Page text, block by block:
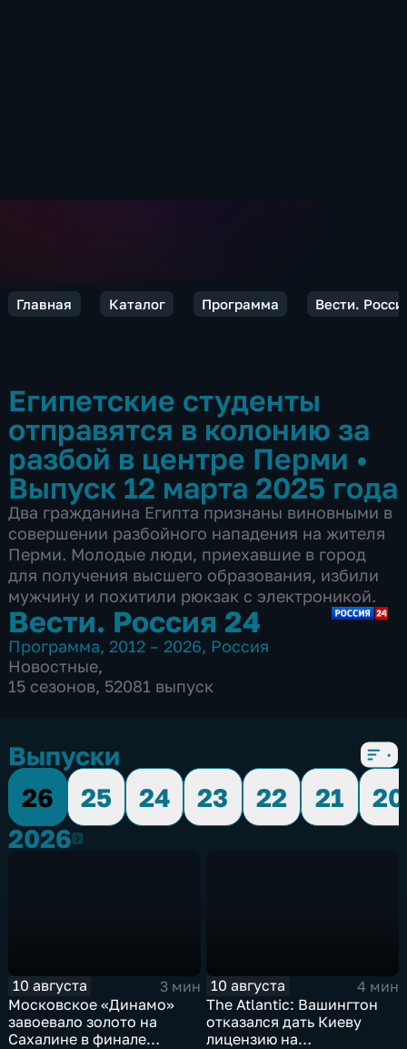
Главная Каталог Программа Вести.
Египетские студенты
отправятся в колонию за
разбой в центре Перми •
Выпуск 12 марта 2025 года
Два гражданина Египта признаны виновными в
совершении разбойного нападения на жителя
Перми. Молодые люди, приехавшие в город
для получения высшего образования, избили
мужчину и похитили рюкзак с электроникой.
Вести. Россия 24
Программа, 2012 – 2026, Россия
Новостные,
15 сезонов, 52081 выпуск
Выпуски
26
25 24 23 22 21
20
20262026
10 августа
3 мин
Московское «Динамо»
завоевало золото на
Сахалине в финале
10 августа
4 мин
The Atlantic: Вашингтон
отказался дать Киеву
лицензию на